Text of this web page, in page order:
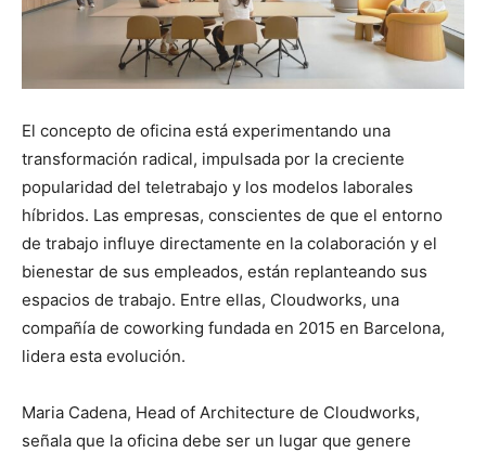
El concepto de oficina está experimentando una
transformación radical, impulsada por la creciente
popularidad del teletrabajo y los modelos laborales
híbridos. Las empresas, conscientes de que el entorno
de trabajo influye directamente en la colaboración y el
bienestar de sus empleados, están replanteando sus
espacios de trabajo. Entre ellas, Cloudworks, una
compañía de coworking fundada en 2015 en Barcelona,
lidera esta evolución.
Maria Cadena, Head of Architecture de Cloudworks,
señala que la oficina debe ser un lugar que genere